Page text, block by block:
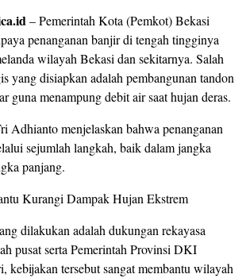
– Pemerintah Kota (Pemkot) Bekasi
penanganan banjir di tengah tingginya
wilayah Bekasi dan sekitarnya. Salah
yang disiapkan adalah pembangunan tandon
guna menampung debit air saat hujan deras.
Adhianto menjelaskan bahwa penanganan
sejumlah langkah, baik dalam jangka
panjang.
Kurangi Dampak Hujan Ekstrem
dilakukan adalah dukungan rekayasa
pusat serta Pemerintah Provinsi DKI
kebijakan tersebut sangat membantu wilayah